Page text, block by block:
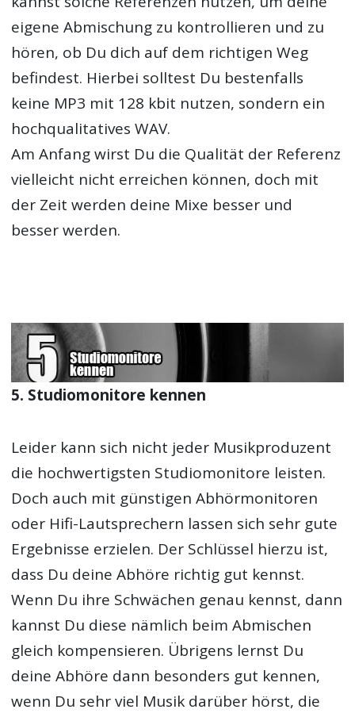
eigene Abmischung zu kontrollieren und zu
hören, ob Du dich auf dem richtigen Weg
befindest. Hierbei solltest Du bestenfalls
keine MP3 mit 128 kbit nutzen, sondern ein
hochqualitatives WAV.
Am Anfang wirst Du die Qualität der Referenz
vielleicht nicht erreichen können, doch mit
der Zeit werden deine Mixe besser und
besser werden.
5. Studiomonitore kennen
Leider kann sich nicht jeder Musikproduzent
die hochwertigsten Studiomonitore leisten.
Doch auch mit günstigen Abhörmonitoren
oder Hifi-Lautsprechern lassen sich sehr gute
Ergebnisse erzielen. Der Schlüssel hierzu ist,
dass Du deine Abhöre richtig gut kennst.
Wenn Du ihre Schwächen genau kennst, dann
kannst Du diese nämlich beim Abmischen
gleich kompensieren. Übrigens lernst Du
deine Abhöre dann besonders gut kennen,
wenn Du sehr viel Musik darüber hörst, die